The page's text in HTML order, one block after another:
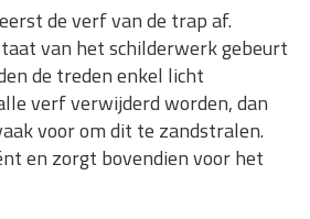
de verf van de trap af.
van het schilderwerk gebeurt
de treden enkel licht
verf verwijderd worden, dan
voor om dit te zandstralen.
en zorgt bovendien voor het